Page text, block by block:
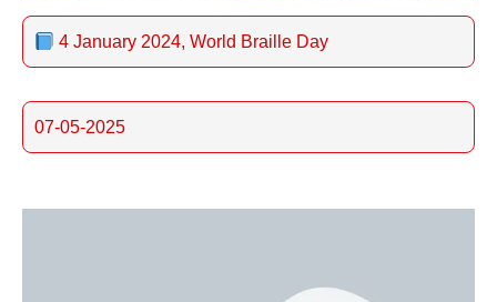
4 January 2024, World Braille Day
07-05-2025